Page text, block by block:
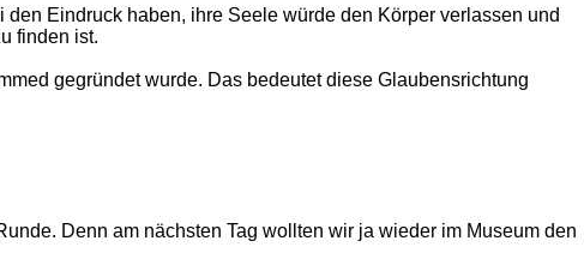
Eindruck haben, ihre Seele würde den Körper verlassen und
finden ist.
gegründet wurde. Das bedeutet diese Glaubensrichtung
Denn am nächsten Tag wollten wir ja wieder im Museum den